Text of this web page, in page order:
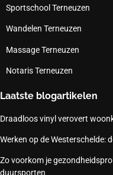
Sportschool Terneuzen
Wandelen Terneuzen
Massage Terneuzen
Notaris Terneuzen
Laatste blogartikelen
Draadloos vinyl verovert
Werken op de Westerschelde:
Zo voorkom je
duursporten